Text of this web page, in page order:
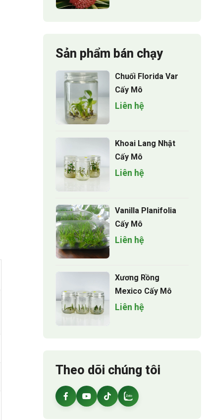
Sản phẩm bán chạy
Chuối Florida Var
Cấy Mô
Liên hệ
Khoai Lang Nhật
Cấy Mô
Liên hệ
Vanilla Planifolia
Cấy Mô
Liên hệ
Xương Rồng
Mexico Cấy Mô
Liên hệ
Theo dõi chúng tôi